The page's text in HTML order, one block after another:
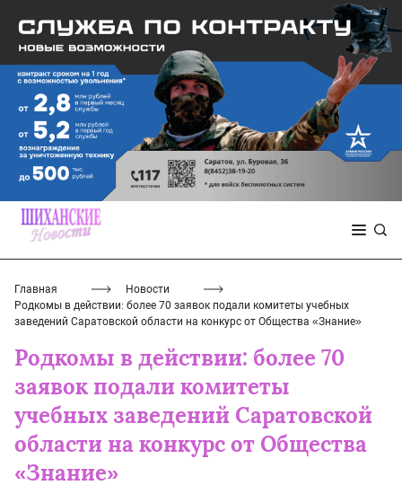
Главная
Новости
Родкомы в действии: более 70 заявок подали комитеты учебных
заведений Саратовской области на конкурс от Общества «Знание»
Родкомы в действии: более 70
заявок подали комитеты
учебных заведений Саратовской
области на конкурс от Общества
«Знание»